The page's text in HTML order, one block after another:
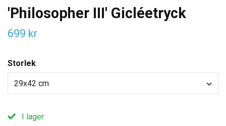
'Philosopher III' Gicléetryck
699 kr
Storlek
29x42 cm
I lager